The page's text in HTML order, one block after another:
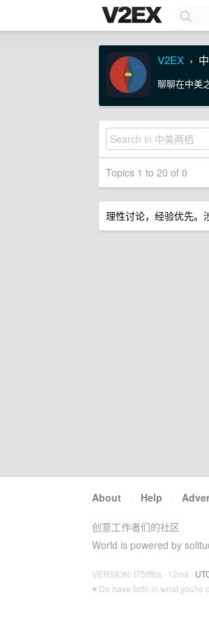
V2EX ›
聊聊在中美
Topics 1 to 20 of 0
理性讨论，经验优先。
About · Help ·
创意工作者们的社区
World is powered by
VERSION: f75fff0a · 12ms ·
♥ Do have faith in what you're